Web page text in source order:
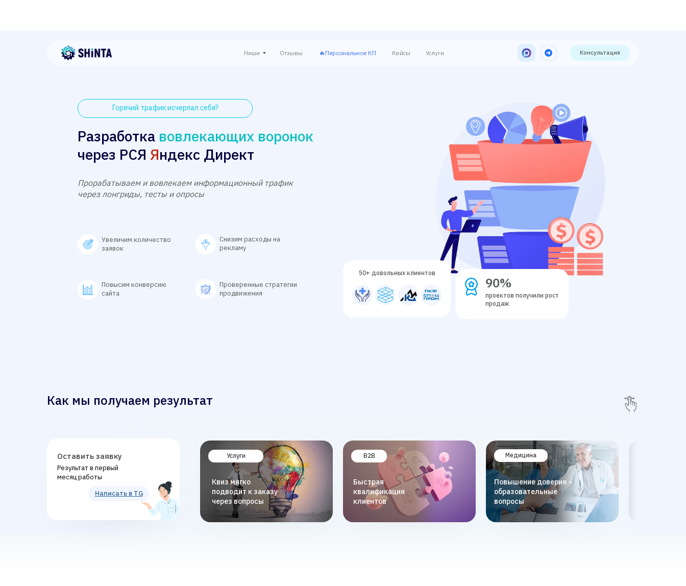
Повысим конверсию
сайта
Проверенные стратегии
продвижения
Снизим расходы на
рекламу
Увеличим количество
заявок
Горячий трафик исчерпал себя?
Разработка вовлекающих воронок
через РСЯ Яндекс Директ
Прорабатываем и вовлекаем информационный трафик
через лонгриды, тесты и опросы
90%
проектов получили рост
продаж
50+ довольных клиентов
Ниши 🔥Персональное КП Услуги
Кейсы
Отзывы Консультация
Как мы получаем результат
Оставить заявку
Результат в первый
месяц работы
Написать в TG
Квиз мягко
подводит к заказу
через вопросы
Услуги
Быстрая
квалификация
клиентов
B2B
Повышение доверия –
образовательные
вопросы
Медицина